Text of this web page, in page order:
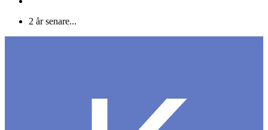
2 år senare...